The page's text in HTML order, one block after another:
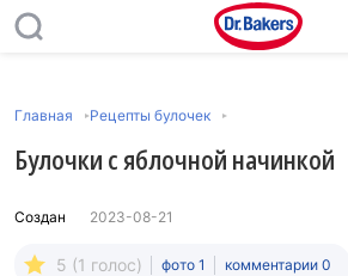
Главная Рецепты булочек
Булочки с яблочной начинкой
Создан 2023-08-21
5 (1 голос) фото 1 комментарии 0